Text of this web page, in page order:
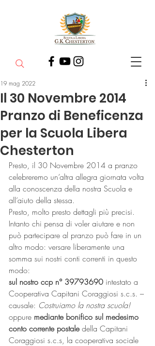
Il 30 Novembre 2014
Pranzo di Beneficenza
per la Scuola Libera
Chesterton
19 mag 2022
Presto, il 30 Novembre 2014 a pranzo
celebreremo un’altra allegra giornata volta
alla conoscenza della nostra Scuola e
all’aiuto della stessa.
Presto, molto presto dettagli più precisi.
Intanto chi pensa di voler aiutare e non
può partecipare al pranzo può fare in un
altro modo: versare liberamente una
somma sui nostri conti correnti in questo
modo:
sul nostro ccp n° 39793690 intestato a
Cooperativa Capitani Coraggiosi s.c.s. –
causale: Costruiamo la nostra scuola!
oppure mediante bonifico sul medesimo
conto corrente postale della Capitani
Coraggiosi s.c.s, la cooperativa sociale